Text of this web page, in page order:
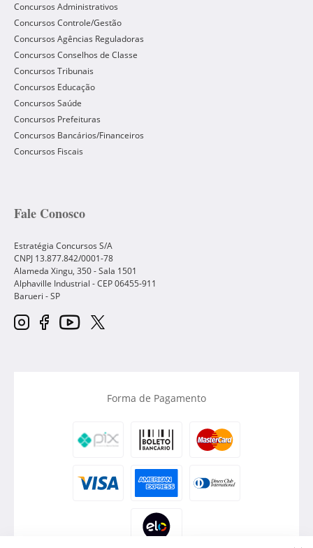
Concursos Administrativos
Concursos Controle/Gestão
Concursos Agências Reguladoras
Concursos Conselhos de Classe
Concursos Tribunais
Concursos Educação
Concursos Saúde
Concursos Prefeituras
Concursos Bancários/Financeiros
Concursos Fiscais
Fale Conosco
Estratégia Concursos S/A
CNPJ 13.877.842/0001-78
Alameda Xingu, 350 - Sala 1501
Alphaville Industrial - CEP06455-911
Barueri -SP
Forma de Pagamento